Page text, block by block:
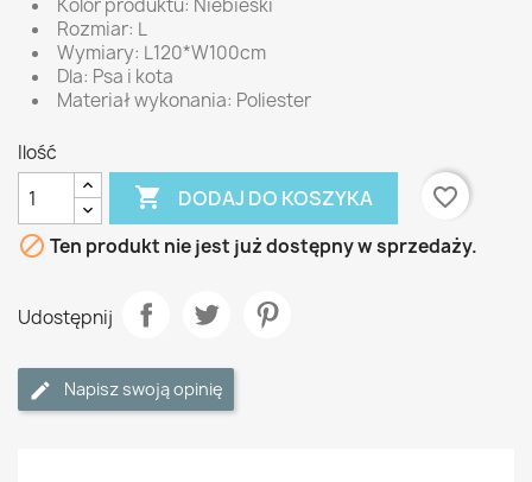
Kolor produktu: Niebieski
Rozmiar: L
Wymiary: L120*W100cm
Dla: Psa i kota
Materiał wykonania: Poliester
Ilość
 DODAJ DO KOSZYKA
favorite_border
 Ten produkt nie jest już dostępny w sprzedaży.
Udostępnij
Napisz swoją opinię